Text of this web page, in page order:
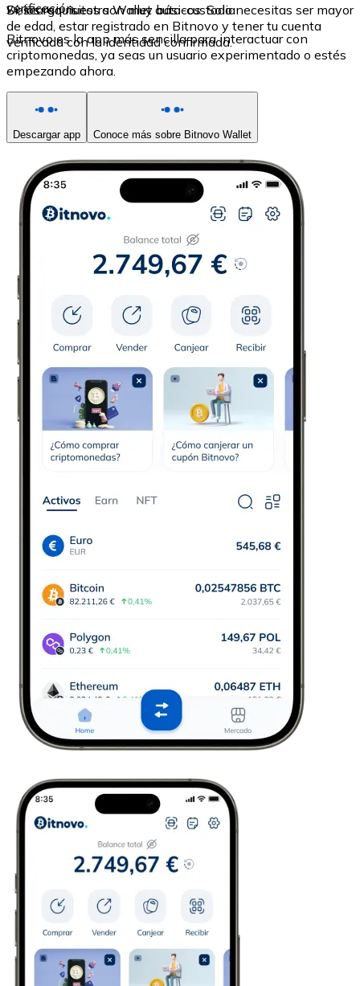
verificación.
Sí, los requisitos son muy básicos. Solo necesitas ser mayor
de edad, estar registrado en Bitnovo y tener tu cuenta
verificada con la identidad confirmada.
Descarga nuestra Wallet auto-custodia
Bitnovo es la app más sencilla para interactuar con
criptomonedas, ya seas un usuario experimentado o estés
empezando ahora.
Descargar app Conoce más sobre Bitnovo Wallet